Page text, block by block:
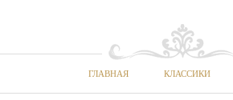
ГЛАВНАЯ КЛАССИКИ